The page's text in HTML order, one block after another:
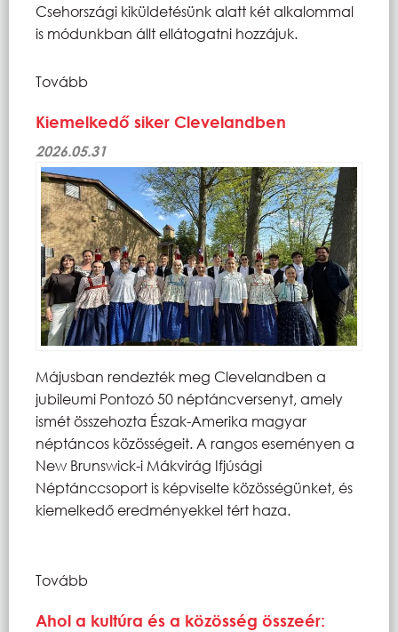
Csehországi kiküldetésünk alatt két alkalommal
is módunkban állt ellátogatni hozzájuk.
Tovább
Kiemelkedő siker Clevelandben
2026.05.31
Májusban rendezték meg Clevelandben a
jubileumi Pontozó 50 néptáncversenyt, amely
ismét összehozta Észak-Amerika magyar
néptáncos közösségeit. A rangos eseményen a
New Brunswick-i Mákvirág Ifjúsági
Néptánccsoport is képviselte közösségünket, és
kiemelkedő eredményekkel tért haza.
Tovább
Ahol a kultúra és a közösség összeér: